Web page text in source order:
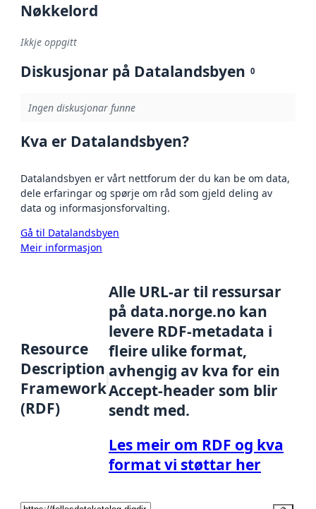
Nøkkelord
Ikkje oppgitt
Diskusjonar på Datalandsbyen 0
Ingen diskusjonar funne
Kva er Datalandsbyen?
Datalandsbyen er vårt nettforum der du kan be om data,
dele erfaringar og spørje om råd som gjeld deling av
data og informasjonsforvalting.
Gå til Datalandsbyen
Meir informasjon
Resource
Description
Framework
(RDF)
Alle URL-ar til ressursar
på data.norge.no kan
levere RDF-metadata i
fleire ulike format,
avhengig av kva for ein
Accept-header som blir
sendt med.
Les meir om RDF og kva
format vi støttar her